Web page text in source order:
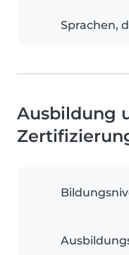
Sprachen,
Ausbildung